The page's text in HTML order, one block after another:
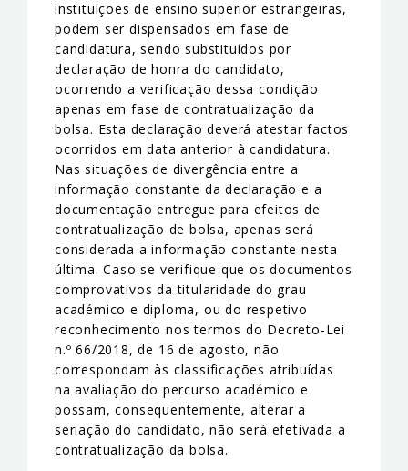
instituições de ensino superior estrangeiras,
podem ser dispensados em fase de
candidatura, sendo substituídos por
declaração de honra do candidato,
ocorrendo a verificação dessa condição
apenas em fase de contratualização da
bolsa. Esta declaração deverá atestar factos
ocorridos em data anterior à candidatura.
Nas situações de divergência entre a
informação constante da declaração e a
documentação entregue para efeitos de
contratualização de bolsa, apenas será
considerada a informação constante nesta
última. Caso se verifique que os documentos
comprovativos da titularidade do grau
académico e diploma, ou do respetivo
reconhecimento nos termos do Decreto-Lei
n.º 66/2018, de 16 de agosto, não
correspondam às classificações atribuídas
na avaliação do percurso académico e
possam, consequentemente, alterar a
seriação do candidato, não será efetivada a
contratualização da bolsa.